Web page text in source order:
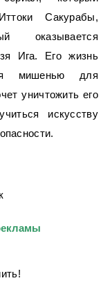
Сакурабы,
оказывается
Ига. Его жизнь
мишенью для
уничтожить его
искусству